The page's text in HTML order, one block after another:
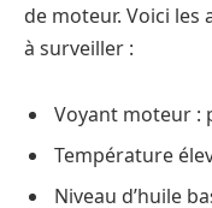
de moteur. Voici
à surveiller :
Voyant moteur :
Température
Niveau d’huile